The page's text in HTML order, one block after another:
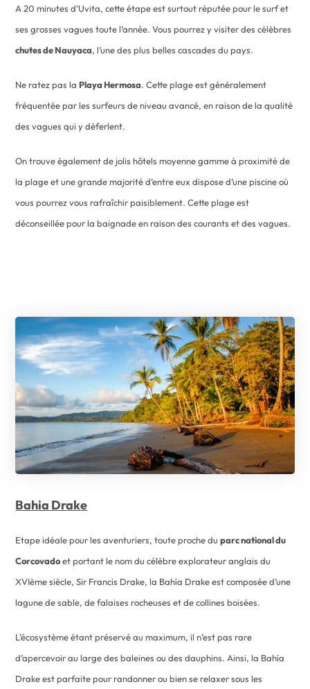
A 20 minutes d’Uvita, cette étape est surtout réputée pour le surf et
ses grosses vagues toute l’année. Vous pourrez y visiter des célèbres
chutes de Nauyaca, l’une des plus belles cascades du pays.
Ne ratez pas la Playa Hermosa. Cette plage est généralement
fréquentée par les surfeurs de niveau avancé, en raison de la qualité
des vagues qui y déferlent.
On trouve également de jolis hôtels moyenne gamme à proximité de
la plage et une grande majorité d’entre eux dispose d’une piscine où
vous pourrez vous rafraîchir paisiblement. Cette plage est
déconseillée pour la baignade en raison des courants et des vagues.
Bahia Drake
Etape idéale pour les aventuriers, toute proche duparc national du
Corcovadoet portant le nom du célèbre explorateur anglais du
XVIème siècle, Sir Francis Drake, la Bahía Drake est composée d’une
lagune de sable, de falaises rocheuses et de collines boisées.
L’écosystème étant préservé au maximum, il n’est pas rare
d’apercevoir au large des baleines ou des dauphins. Ainsi, la Bahía
Drake est parfaite pour randonner ou bien se relaxer sous les